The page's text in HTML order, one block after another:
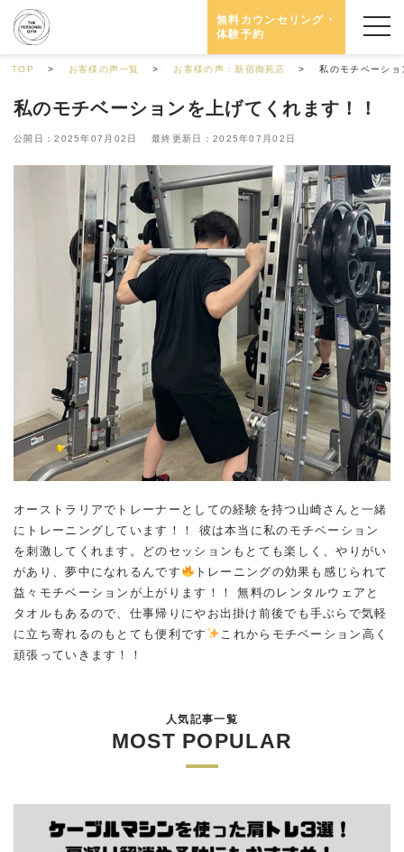
無料カウンセリング・
体験予約
TOP お客様の声一覧 お客様の声：新宿御苑店 私のモチベーシ
私のモチベーションを上げてくれます！！
公開日：2025年07月02日 最終更新日：2025年07月02日
オーストラリアでトレーナーとしての経験を持つ山崎さんと一緒
にトレーニングしています！！ 彼は本当に私のモチベーション
を刺激してくれます。どのセッションもとても楽しく、やりがい
があり、夢中になれるんです
トレーニングの効果も感じられて
益々モチベーションが上がります！！ 無料のレンタルウェアと
タオルもあるので、仕事帰りにやお出掛け前後でも手ぶらで気軽
に立ち寄れるのもとても便利です
これからモチベーション高く
頑張っていきます！！
人気記事一覧
MOST POPULAR